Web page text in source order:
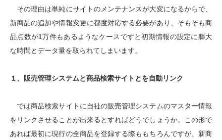
その理由は単純にサイトのメンテナンスが大変になるからで、
新商品の追加や情報変更に都度対応する必要があり、そもそも商
品点数が1万件もあるようなケースですと初期情報の設定に膨大
な時間とデータ量を取られてしまいます。
１、販売管理システムと商品検索サイトとを自動リンク
では商品検索サイトに自社の販売管理システムのマスター情報
をリンクさせることが出来るとすればどうでしょうか。この形で
あれば最初に現行の全商品を登録する際ももちろんですが、新商